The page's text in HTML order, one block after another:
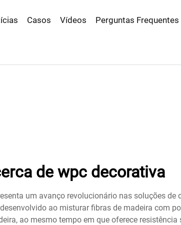
Casos Vídeos Perguntas Frequentes
de wpc decorativa
um avanço revolucionário nas soluções
ao misturar fibras de madeira com
ao mesmo tempo em que oferece